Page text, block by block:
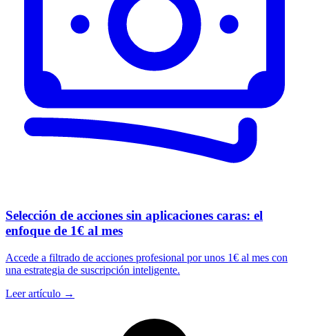
Selección de acciones sin aplicaciones caras: el
enfoque de 1€ al mes
Accede a filtrado de acciones profesional por unos 1€ al mes con
una estrategia de suscripción inteligente.
Leer artículo →